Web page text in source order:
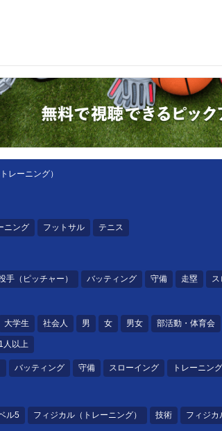
レーニング）
ニング フットサル テニス
手（ピッチャー） バッティング 守備 走塁
大学生 社会人 男 女 男女 部活動・体育会
人以上
バッティング 守備 スローイング トレーニング
ル5 フィジカル（トレーニング） 技術 フィジカ